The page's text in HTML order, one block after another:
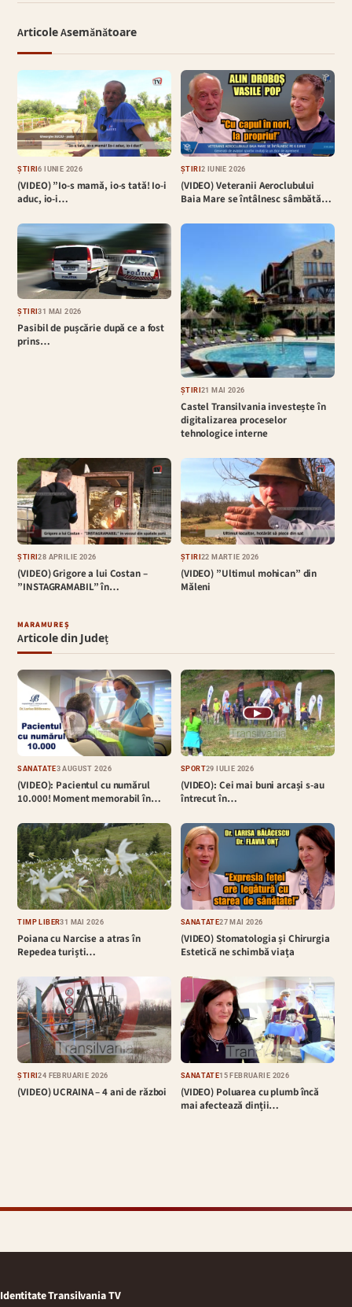
Articole Asemănătoare
ȘTIRI6 IUNIE 2026
(VIDEO) ”Io-s mamă, io-s tată! Io-i
aduc, io-i…
ȘTIRI2 IUNIE 2026
(VIDEO) Veteranii Aeroclubului
Baia Mare se întâlnesc sâmbătă…
ȘTIRI31 MAI 2026
Pasibil de pușcărie după ce a fost
prins…
ȘTIRI21 MAI 2026
Castel Transilvania investește în
digitalizarea proceselor
tehnologice interne
ȘTIRI28 APRILIE 2026
(VIDEO) Grigore a lui Costan –
”INSTAGRAMABIL” în…
ȘTIRI22 MARTIE 2026
(VIDEO) ”Ultimul mohican” din
Măleni
MARAMUREȘ
Articole din Județ
SĂNĂTATE3 AUGUST 2026
(VIDEO): Pacientul cu numărul
10.000! Moment memorabil în…
▶
SPORT29 IULIE 2026
(VIDEO): Cei mai buni arcași s-au
întrecut în…
TIMP LIBER31 MAI 2026
Poiana cu Narcise a atras în
Repedea turiști…
SĂNĂTATE27 MAI 2026
(VIDEO) Stomatologia și Chirurgia
Estetică ne schimbă viața
ȘTIRI24 FEBRUARIE 2026
(VIDEO) UCRAINA – 4 ani de război
SĂNĂTATE15 FEBRUARIE 2026
(VIDEO) Poluarea cu plumb încă
mai afectează dinții…
Identitate Transilvania TV